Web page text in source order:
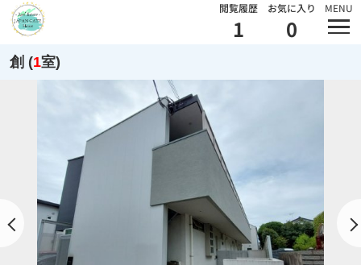
閲覧履歴
1
お気に入り
0
MENU
創 (1室)